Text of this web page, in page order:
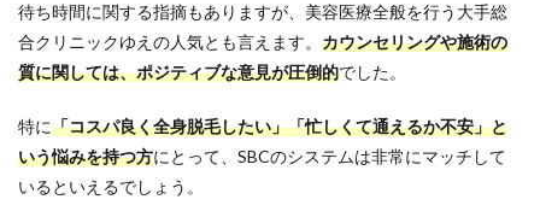
7.4
📅 次
回予
約と
り
（有
限な
待ち時間に関する指摘もありますが、美容医療全般を行う大手総
合クリニックゆえの人気とも言えます。 カウンセリングや施術の
質に関しては、ポジティブな意見が圧倒的でした。
特に「コスパ良く全身脱毛したい」「忙しくて通えるか不安」と
いう悩みを持つ方にとって、SBCのシステムは非常にマッチして
いるといえるでしょう。